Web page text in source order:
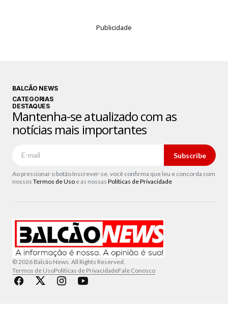
Publicidade
BALCÃO NEWS
CATEGORIAS
DESTAQUES
Mantenha-se atualizado com as
notícias mais importantes
Subscribe
Ao pressionar o botão Inscrever-se, você confirma que leu e concorda com
nossos Termos de Uso e as nossas Políticas de Privacidade
© 2026 Balcão News. All Rights Reserved.
Termos de UsoPolíticas de PrivacidadeFale Conosco